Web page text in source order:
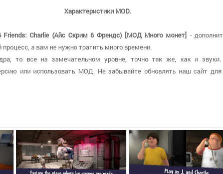
Характеристики MOD.
Friends: Charlie (Айс Скрим 6 Френдс) [МОД Много монет] -
а вам не нужно тратить много времени.
то все на замечательном уровне, точно так же, как и
или использовать МОД. Не забывайте обновлять наш сайт для